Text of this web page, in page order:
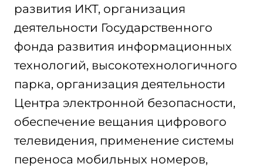
развития ИКТ, организация
деятельности Государственного
фонда развития информационных
технологий, высокотехнологичного
парка, организация деятельности
Центра электронной безопасности,
обеспечение вещания цифрового
телевидения, применение системы
переноса мобильных номеров,